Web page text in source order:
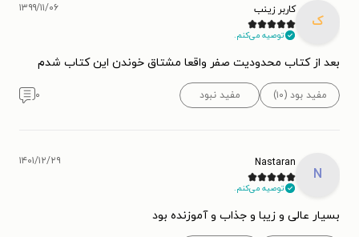
ک
کاربر زینب
توصیه می‌کنم.
۱۳۹۹/۱۱/۰۶
بعد از کتاب محدودیت صفر واقعا مشتاق خوندن این کتاب شدم
مفید بود (۱۰) مفید نبود ۰
N
Nastaran
توصیه می‌کنم.
۱۴۰۱/۱۲/۲۹
بسیار عالی و زیبا و جذاب و آموزنده بود